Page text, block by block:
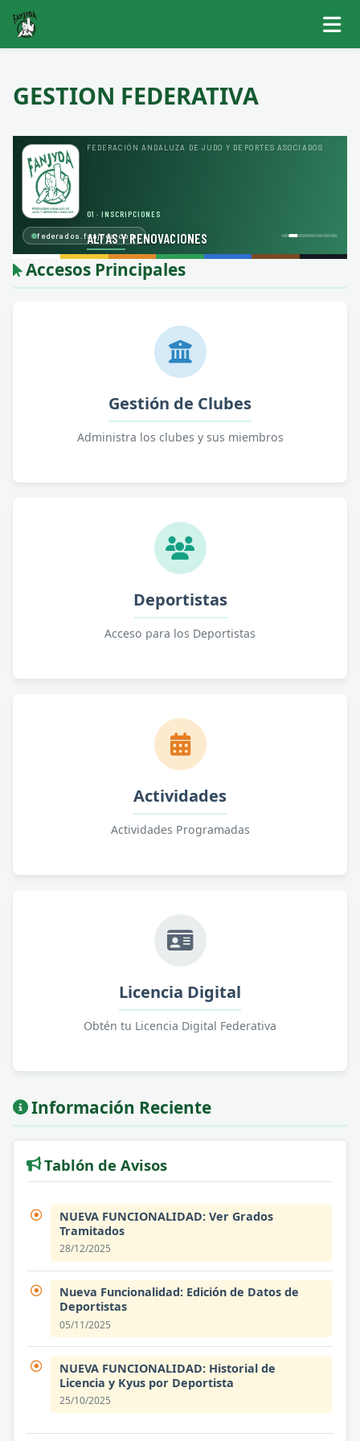
GESTION FEDERATIVA
FEDERACIÓN ANDALUZA DE JUDO Y DEPORTES ASOCIADOS
01 · INSCRIPCIONES
ALTAS Y RENOVACIONES
Tu club inscribe y renueva licencias en un único formulario
federados.fanjyda.com
Accesos Principales
Gestión de Clubes
Administra los clubes y sus miembros
Deportistas
Acceso para los Deportistas
Actividades
Actividades Programadas
Licencia Digital
Obtén tu Licencia Digital Federativa
Información Reciente
Tablón de Avisos
NUEVA FUNCIONALIDAD: Ver Grados
Tramitados
28/12/2025
Nueva Funcionalidad: Edición de Datos de
Deportistas
05/11/2025
NUEVA FUNCIONALIDAD: Historial de
Licencia y Kyus por Deportista
25/10/2025